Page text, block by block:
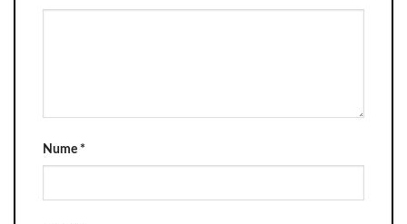
Nume *